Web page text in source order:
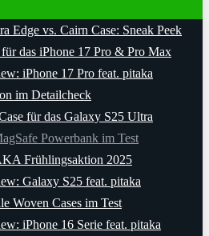
Edge vs. Cairn Case: Sneak Peek
das iPhone 17 Pro & Pro Max
iPhone 17 Pro feat. pitaka
im Detailcheck
für das Galaxy S25 Ultra
Powerbank im Test
Frühlingsaktion 2025
Galaxy S25 feat. pitaka
Woven Cases im Test
iPhone 16 Serie feat. pitaka